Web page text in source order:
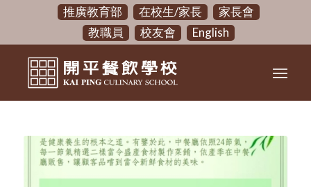
推廣教育部 在校生/家長
家長會
教職員
校友會 English